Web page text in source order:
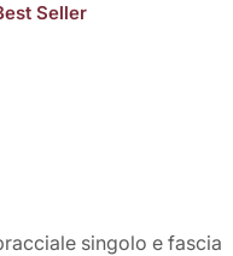
Seller
singolo e fascia